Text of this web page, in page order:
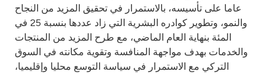
عاما على تأسيسه، بالاستمرار في تحقيق المزيد من النجاح
والنمو، وتطوير كوادره البشرية التي زاد عددها بنسبة 25 في
المئة بنهاية العام الماضي، مع طرح المزيد من المنتجات
والخدمات بهدف مواجهة المنافسة وتقوية مكانته في السوق
التركي مع الاستمرار في سياسة التوسع محليا وإقليميا،